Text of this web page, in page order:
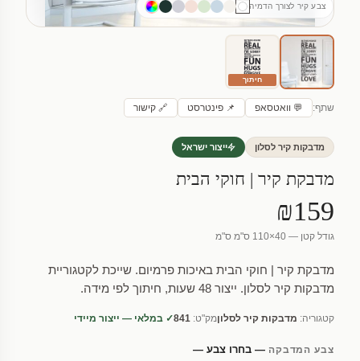
צבע קיר לצורך הדמיה
חיתוך
שתף: 💬 וואטסאפ 📌 פינטרסט 🔗 קישור
מדבקות קיר לסלון ייצור ישראל
מדבקת קיר | חוקי הבית
₪159
גודל קטן — 40×110 ס"מ ס"מ
מדבקת קיר | חוקי הבית באיכות פרמיום. שייכת לקטגוריית
מדבקות קיר לסלון. ייצור 48 שעות, חיתוך לפי מידה.
קטגוריה: מדבקות קיר לסלוןמק"ט: 841✓ במלאי — ייצור מיידי
צבע המדבקה— בחרו צבע —